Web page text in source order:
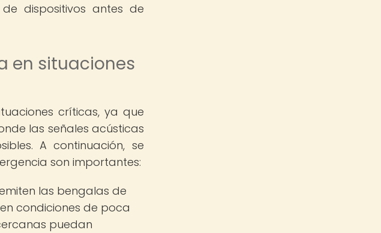
dispositivos antes de
en situaciones
críticas, ya que
las señales acústicas
A continuación, se
son importantes:
las bengalas de
condiciones de poca
puedan